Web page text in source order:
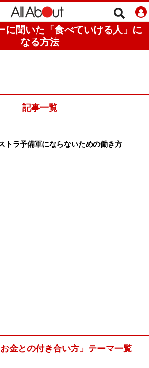
に聞いた「食べていける人」に
なる方法
記事一覧
トラ予備軍にならないための働き方
お金との付き合い方」テーマ一覧